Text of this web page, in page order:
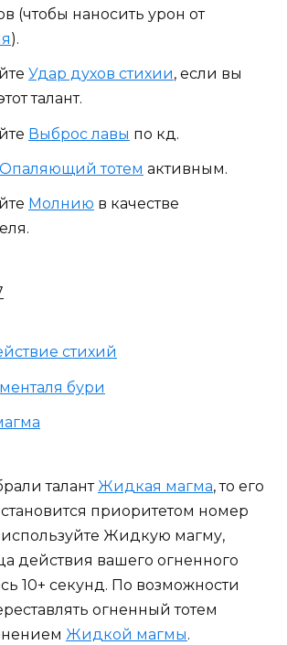
(чтобы наносить урон от
).
Удар духов стихии, если вы
талант.
Выброс лавы по кд.
Опаляющий тотем активным.
Молнию в качестве
стихий
бури
талант Жидкая магма, то его
приоритетом номер
Жидкую магму,
действия вашего огненного
10+ секунд. По возможности
огненный тотем
Жидкой магмы.